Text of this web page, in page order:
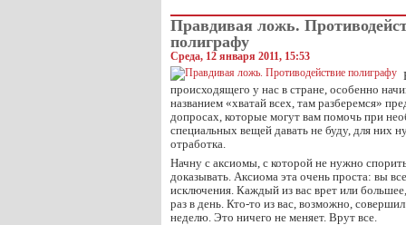
Правдивая ложь.
полиграфу
Среда, 12 января 2011, 15:53
происходящего у нас в стране, особенно
названием «хватай всех, там разберемся»
допросах, которые могут вам помочь при
специальных вещей давать не буду, для них
отработка.
Начну с аксиомы, с которой не нужно
доказывать. Аксиома эта очень проста: вы
исключения. Каждый из вас врет или
раз в день. Кто-то из вас, возможно,
неделю. Это ничего не меняет. Врут все.